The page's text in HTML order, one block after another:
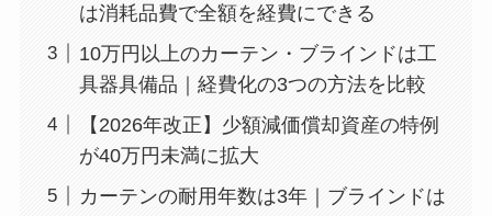
は消耗品費で全額を経費にできる
10万円以上のカーテン・ブラインドは工
具器具備品｜経費化の3つの方法を比較
【2026年改正】少額減価償却資産の特例
が40万円未満に拡大
カーテンの耐用年数は3年｜ブラインドは